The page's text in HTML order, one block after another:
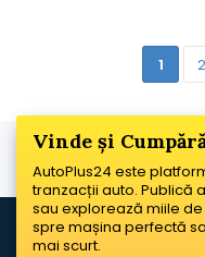
1 2
Vinde și
AutoPlus24 este
tranzacții auto. Publică
sau explorează miile
spre mașina perfectă
mai scurt.